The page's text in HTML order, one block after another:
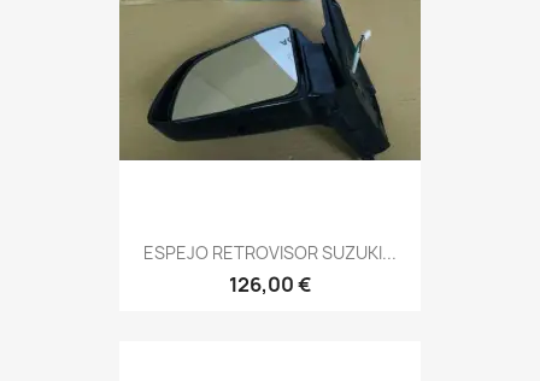
ESPEJO RETROVISOR SUZUKI...
126,00 €